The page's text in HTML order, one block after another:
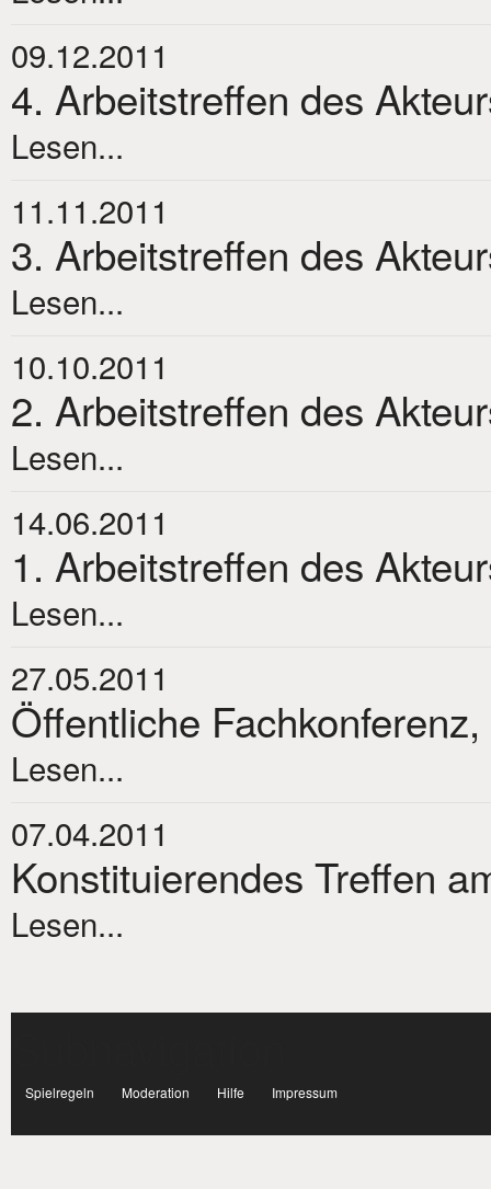
09.12.2011
4. Arbeitstreffen des
Lesen...
11.11.2011
3. Arbeitstreffen des
Lesen...
10.10.2011
2. Arbeitstreffen des
Lesen...
14.06.2011
1. Arbeitstreffen des
Lesen...
27.05.2011
Öffentliche
Lesen...
07.04.2011
Konstituierendes Treffen
Lesen...
Spielregeln Moderation Hilfe Impressum